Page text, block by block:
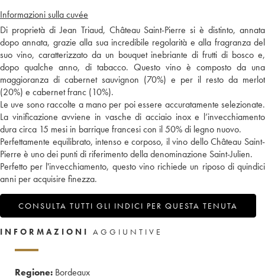
Informazioni sulla cuvée
Di proprietà di Jean Triaud, Château Saint-Pierre si è distinto, annata
dopo annata, grazie alla sua incredibile regolarità e alla fragranza del
suo vino, caratterizzato da un bouquet inebriante di frutti di bosco e,
dopo qualche anno, di tabacco. Questo vino è composto da una
maggioranza di cabernet sauvignon (70%) e per il resto da merlot
(20%) e cabernet franc (10%).
Le uve sono raccolte a mano per poi essere accuratamente selezionate.
La vinificazione avviene in vasche di acciaio inox e l’invecchiamento
dura circa 15 mesi in barrique francesi con il 50% di legno nuovo.
Perfettamente equilibrato, intenso e corposo, il vino dello Château Saint-
Pierre è uno dei punti di riferimento della denominazione Saint-Julien.
Perfetto per l'invecchiamento, questo vino richiede un riposo di quindici
anni per acquisire finezza.
CONSULTA TUTTI GLI INDICI PER QUESTA TENUTA
INFORMAZIONI AGGIUNTIVE
Regione: Bordeaux